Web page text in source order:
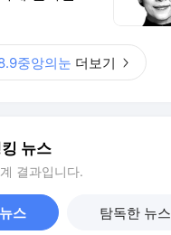
중앙의눈 더보기
뉴스
결과입니다.
스 탐독한 뉴스